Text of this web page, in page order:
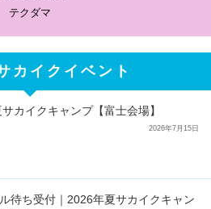
テクダマ
カイクイベント
カイクキャンプ【富士会場】
2026年7月15日
待ち受付｜2026年夏サカイクキャン